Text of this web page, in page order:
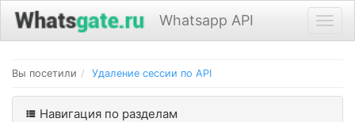
Whatsapp API
Вы посетили Удаление сессии по API
Навигация по разделам